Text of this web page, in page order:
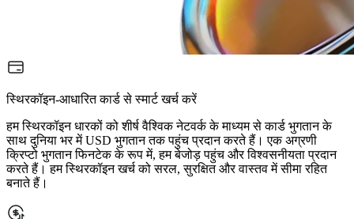
स्थिरकॉइन-आधारित कार्ड से स्मार्ट खर्च करें
हम स्थिरकॉइन धारकों को शीर्ष वैश्विक नेटवर्क के माध्यम से कार्ड भुगतान के
साथ दुनिया भर में USD भुगतान तक पहुंच प्रदान करते हैं। एक अग्रणी
क्रिप्टो भुगतान फिनटेक के रूप में, हम बेजोड़ पहुंच और विश्वसनीयता प्रदान
करते हैं। हम स्थिरकॉइन खर्च को सरल, सुरक्षित और वास्तव में सीमा रहित
बनाते हैं।